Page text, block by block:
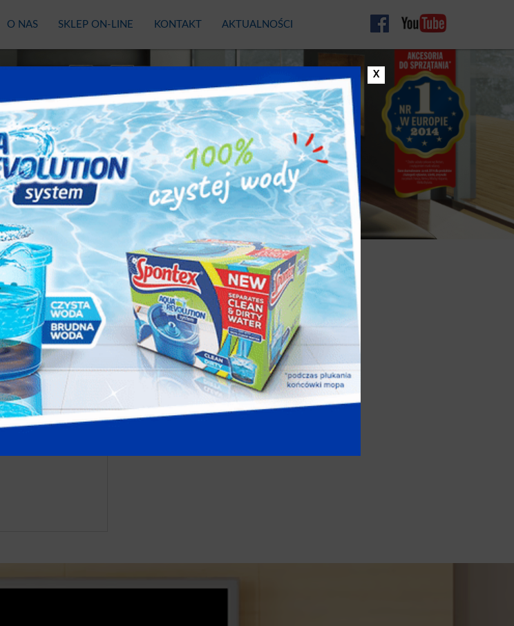
O NAS SKLEP ON-LINE KONTAKT AKTUALNOŚCI
TESCO